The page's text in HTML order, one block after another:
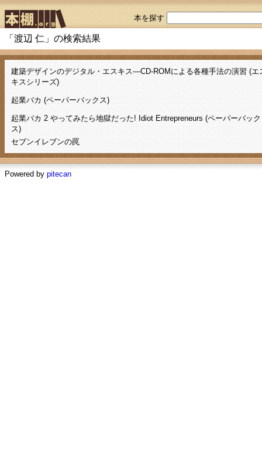
本を探す
「渡辺 仁」の検索結果
建築デザインのデジタル・エスキス―CD‐ROMによる各種手法の演習 (エ
キスシリーズ)
起業バカ (ペーパーバックス)
起業バカ 2 やってみたら地獄だった! Idiot Entrepreneurs (ペーパーバック
ス)
セブンイレブンの罠
Powered by pitecan